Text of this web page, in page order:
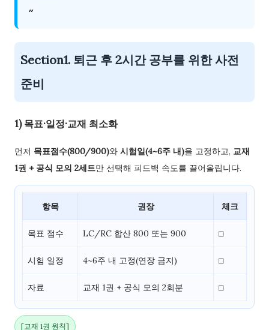
Section1. 퇴근 후 2시간 공부를 위한 사전
준비
1) 목표·일정·교재 최소화
먼저 목표점수(800/900)와 시험일(4~6주 내)을 고정하고, 교재
1권 + 공식 모의 2세트만 선택해 피드백 속도를 끌어올립니다.
항목 권장 체크
목표 점수 LC/RC 합산 800 또는 900 □
시험 일정 4~6주 내 고정(연장 금지) □
자료 교재 1권 + 공식 모의 2회분 □
[교재 1권 원칙]